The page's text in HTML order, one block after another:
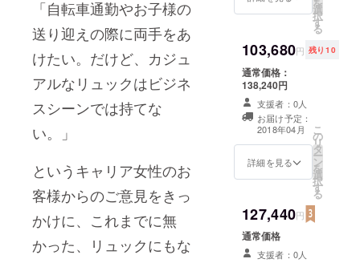
「自転車通勤やお子様の
送り迎えの際に両手をあ
けたい。だけど、カジュ
アルなリュックはビジネ
スシーンでは持てな
い。」
というキャリア女性のお
客様からのご意見をきっ
かけに、これまでに無
かった、リュックにもな
選択肢とし
革を使用せ
ず、日本の
テクノロ
ジーと伝統
工芸を活用
した地球環
境に優しい
プロダクト
をプロ
ています。
を
選
択
す
る
103,680円 残り10
通常価格：
138,240円
支援者：0人
お届け予定：
2018年04月
詳細を見る
こ
の
リ
タ
ー
ン
を
選
択
す
る
127,440円
通常価格
支援者：0人